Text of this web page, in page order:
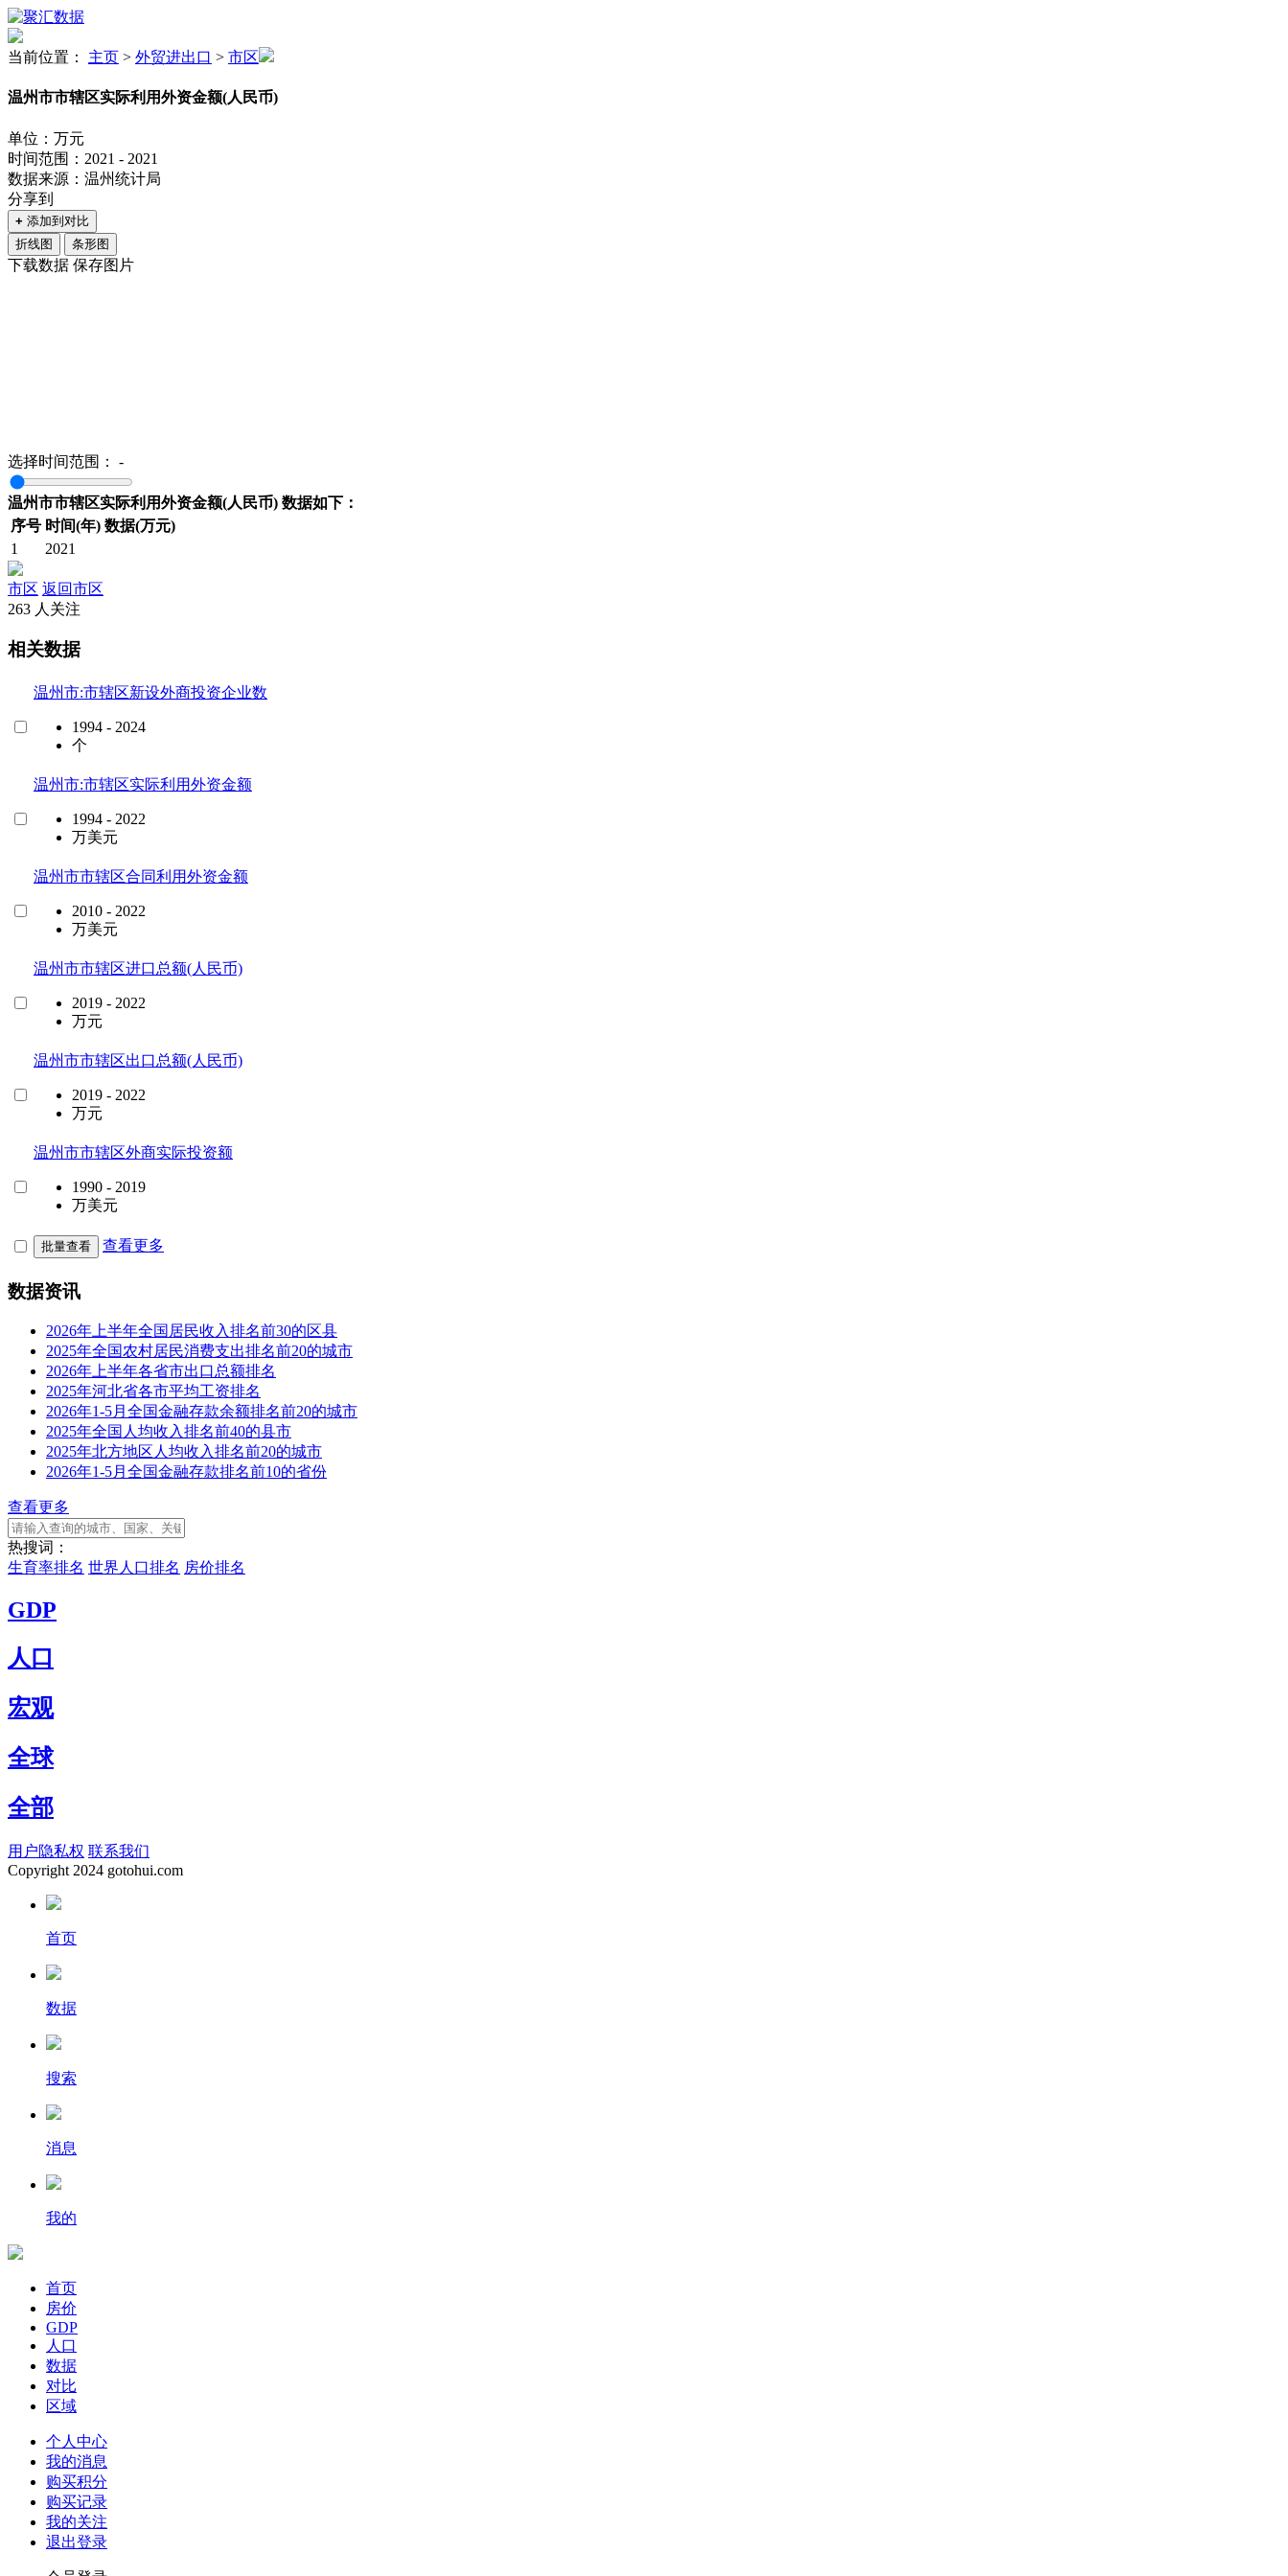
当前位置： 主页 > 外贸进出口 > 市区
温州市市辖区实际利用外资金额(人民币)
单位：万元
时间范围：2021 - 2021
数据来源：温州统计局
分享到
+ 添加到对比
折线图
条形图
下载数据 保存图片
选择时间范围： -
温州市市辖区实际利用外资金额(人民币) 数据如下：
序号 时间(年) 数据(万元)
1
2021
市区 返回市区
263 人关注
相关数据
温州市:市辖区新设外商投资企业数
1994 - 2024
个
温州市:市辖区实际利用外资金额
1994 - 2022
万美元
温州市市辖区合同利用外资金额
2010 - 2022
万美元
温州市市辖区进口总额(人民币)
2019 - 2022
万元
温州市市辖区出口总额(人民币)
2019 - 2022
万元
温州市市辖区外商实际投资额
1990 - 2019
万美元
批量查看 查看更多
数据资讯
2026年上半年全国居民收入排名前30的区县
2025年全国农村居民消费支出排名前20的城市
2026年上半年各省市出口总额排名
2025年河北省各市平均工资排名
2026年1-5月全国金融存款余额排名前20的城市
2025年全国人均收入排名前40的县市
2025年北方地区人均收入排名前20的城市
2026年1-5月全国金融存款排名前10的省份
查看更多
热搜词：
生育率排名 世界人口排名 房价排名
GDP
人口
宏观
全球
全部
用户隐私权 联系我们
Copyright 2024 gotohui.com
首页
数据
搜索
消息
我的
首页
房价
GDP
人口
数据
对比
区域
个人中心
我的消息
购买积分
购买记录
我的关注
退出登录